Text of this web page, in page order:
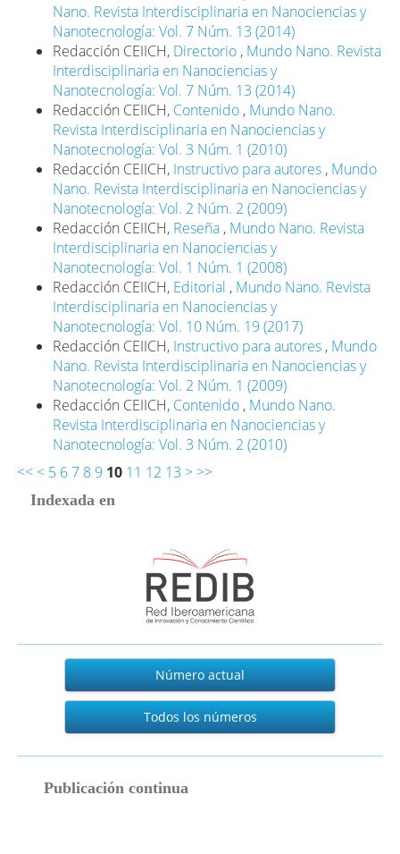
Nano. Revista Interdisciplinaria en Nanociencias y
Nanotecnología: Vol. 7 Núm. 13 (2014)
Redacción CEIICH, Directorio , Mundo Nano. Revista
Interdisciplinaria en Nanociencias y
Nanotecnología: Vol. 7 Núm. 13 (2014)
Redacción CEIICH, Contenido , Mundo Nano.
Revista Interdisciplinaria en Nanociencias y
Nanotecnología: Vol. 3 Núm. 1 (2010)
Redacción CEIICH, Instructivo para autores , Mundo
Nano. Revista Interdisciplinaria en Nanociencias y
Nanotecnología: Vol. 2 Núm. 2 (2009)
Redacción CEIICH, Reseña , Mundo Nano. Revista
Interdisciplinaria en Nanociencias y
Nanotecnología: Vol. 1 Núm. 1 (2008)
Redacción CEIICH, Editorial , Mundo Nano. Revista
Interdisciplinaria en Nanociencias y
Nanotecnología: Vol. 10 Núm. 19 (2017)
Redacción CEIICH, Instructivo para autores , Mundo
Nano. Revista Interdisciplinaria en Nanociencias y
Nanotecnología: Vol. 2 Núm. 1 (2009)
Redacción CEIICH, Contenido , Mundo Nano.
Revista Interdisciplinaria en Nanociencias y
Nanotecnología: Vol. 3 Núm. 2 (2010)
<< < 5 6 7 8 9 10 11 12 13 > >>
Indexada en
Actual
Número actual
Todos los números
Publicación continua